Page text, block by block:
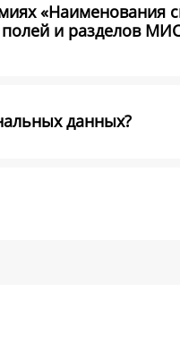
«Наименования
и разделов
данных?